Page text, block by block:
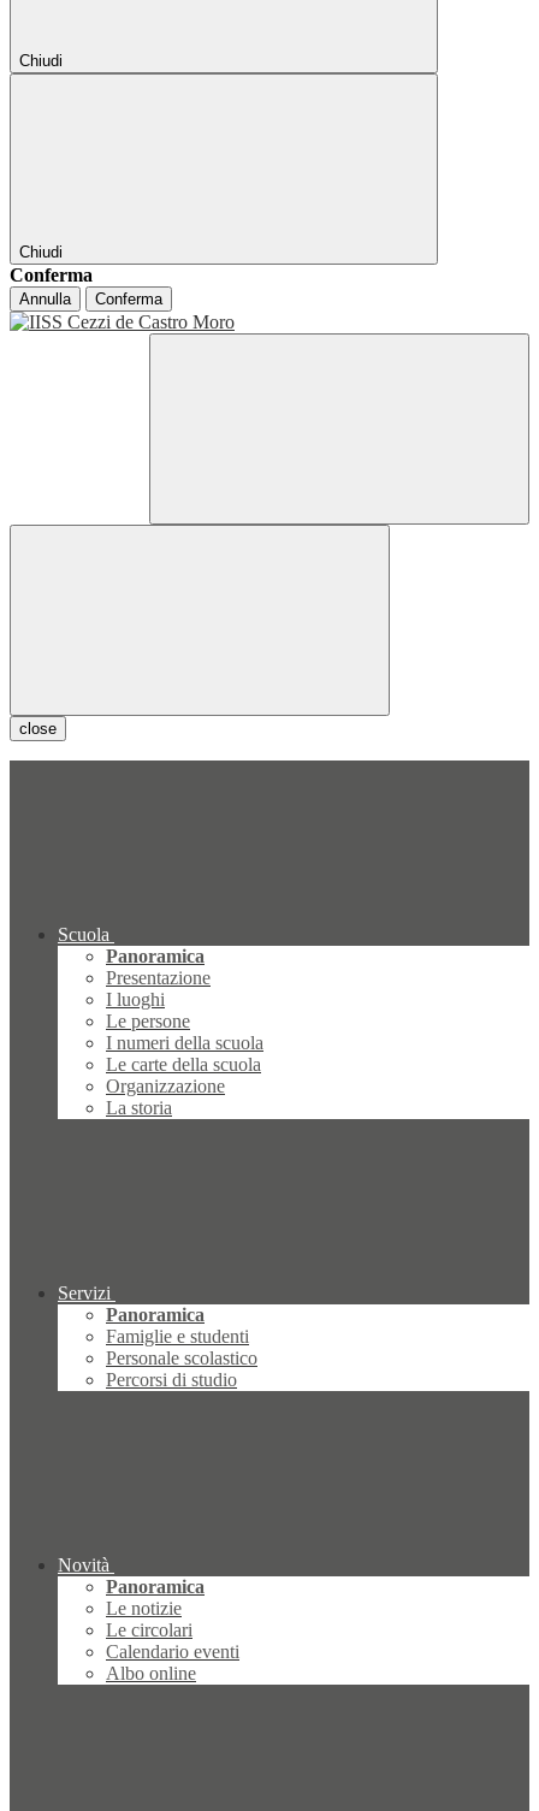
Chiudi
Chiudi
Conferma
Annulla Conferma
close
Scuola
Panoramica
Presentazione
I luoghi
Le persone
I numeri della scuola
Le carte della scuola
Organizzazione
La storia
Servizi
Panoramica
Famiglie e studenti
Personale scolastico
Percorsi di studio
Novità
Panoramica
Le notizie
Le circolari
Calendario eventi
Albo online